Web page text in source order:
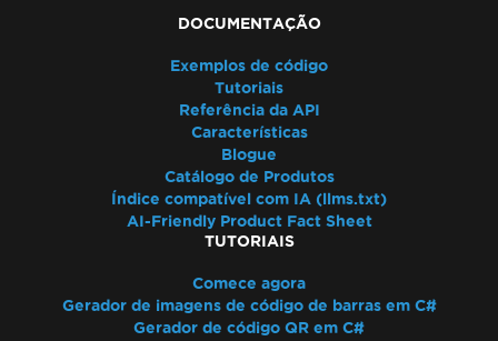
DOCUMENTAÇÃO
Exemplos de código
Tutoriais
Referência da API
Características
Blogue
Catálogo de Produtos
Índice compatível com IA (llms.txt)
AI-Friendly Product Fact Sheet
TUTORIAIS
Comece agora
Gerador de imagens de código de barras em C#
Gerador de código QR em C#